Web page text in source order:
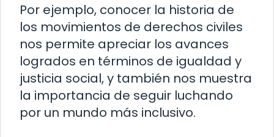
Por ejemplo, conocer la historia de
los movimientos de derechos civiles
nos permite apreciar los avances
logrados en términos de igualdad y
justicia social, y también nos muestra
la importancia de seguir luchando
por un mundo más inclusivo.